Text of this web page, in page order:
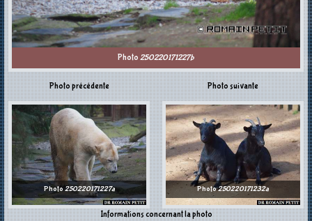
Photo 250220171227b
Photo précédente
Photo250220171227a
Informations concernant la photo
Photo suivante
Photo250220171232a